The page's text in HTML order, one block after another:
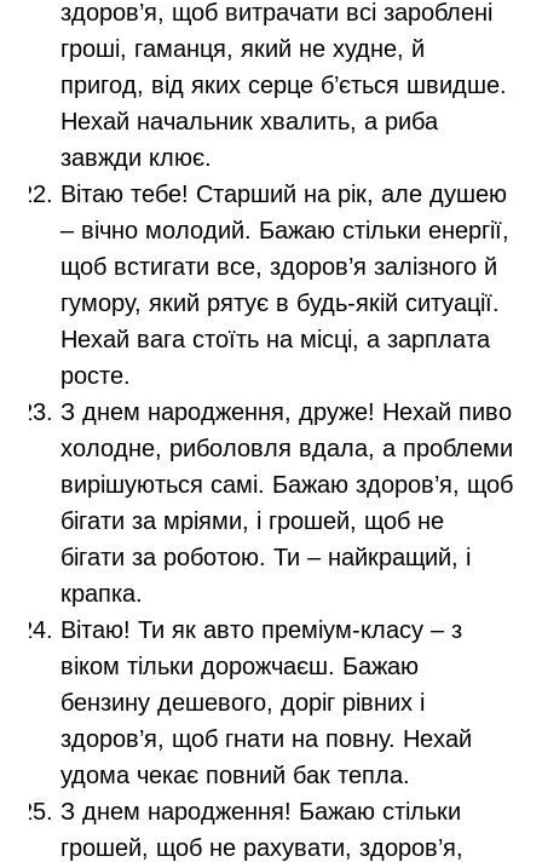
здоров’я, щоб витрачати всі зароблені
гроші, гаманця, який не худне, й
пригод, від яких серце б’ється швидше.
Нехай начальник хвалить, а риба
завжди клює.
Вітаю тебе! Старший на рік, але душею
– вічно молодий. Бажаю стільки енергії,
щоб встигати все, здоров’я залізного й
гумору, який рятує в будь-якій ситуації.
Нехай вага стоїть на місці, а зарплата
росте.
З днем народження, друже! Нехай пиво
холодне, риболовля вдала, а проблеми
вирішуються самі. Бажаю здоров’я, щоб
бігати за мріями, і грошей, щоб не
бігати за роботою. Ти – найкращий, і
крапка.
Вітаю! Ти як авто преміум-класу – з
віком тільки дорожчаєш. Бажаю
бензину дешевого, доріг рівних і
здоров’я, щоб гнати на повну. Нехай
удома чекає повний бак тепла.
З днем народження! Бажаю стільки
грошей, щоб не рахувати, здоров’я,